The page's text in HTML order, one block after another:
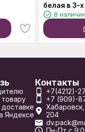
белая в 3-
В наличии
Яндексе
Контакты
+7(4212)-
+7 (909)-
204
Пн-Пт с